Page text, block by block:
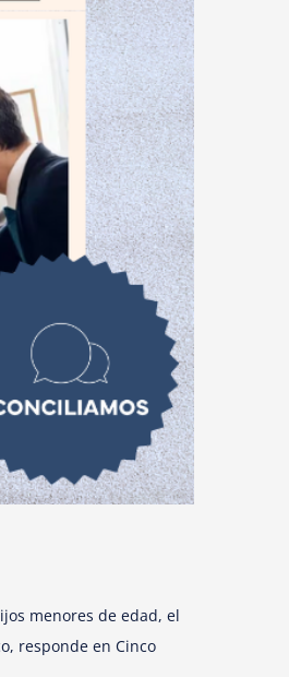
menores de edad, el
responde en Cinco